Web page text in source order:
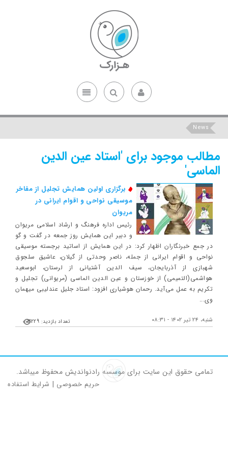
News
مطالب موجود برای 'استاد عین الدین
الماسی'
برگزاری اولین همایش تجلیل از مفاخر
موسیقی نواحی و اقوام ایرانی در
مریوان
رئیس اداره فرهنگ و ارشاد اسلامی مریوان
و دبیر این همایش روز جمعه در گفت و گو
در جمع خبرنگاران اظهار کرد: در این همایش از اساتید برجسته موسیقی
نواحی و اقوام ایرانی از جمله، ناصر وحدتی از گیلان، عاشیق سلجوق
شهبازی از آذربایجان، سیف الدین آشتیانی از لرستان، ابوسعید
هواشمی(التمیمی) از خوزستان و عین الدین الماسی (مریوانی) تجلیل و
تکریم به عمل می‌آید. رحمان هوشیاری افزود: استاد جلیل عندلیبی میهمان
وی...
شنبه، ۲۴ تیر ۱۴۰۲ - ۰۸:۳۱ تعداد بازدید: 3229
تمامی حقوق این سایت برای موسسه رادنواندیش محفوظ میباشد.
حریم خصوصی | شرایط استفاده